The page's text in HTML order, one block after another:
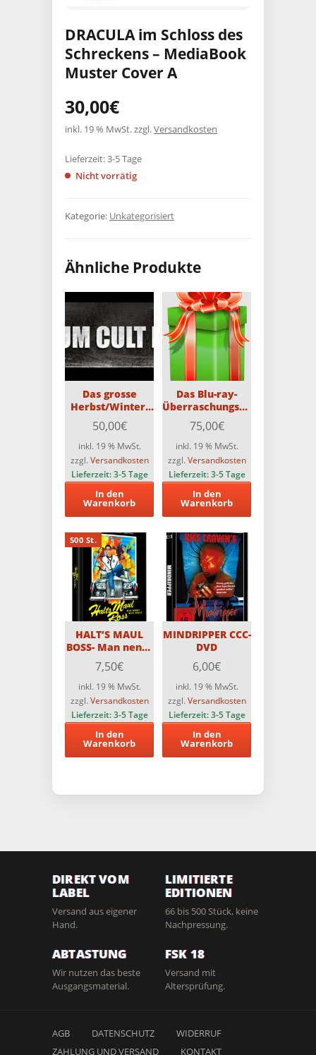
DRACULA im Schloss des
Schreckens – MediaBook
Muster Cover A
30,00€
inkl. 19 % MwSt.zzgl.Versandkosten
Lieferzeit:3-5 Tage
Nicht vorrätig
Kategorie: Unkategorisiert
Ähnliche Produkte
Das grosse
Herbst/Winter-
PCE-
Überraschungspaket
mit 5 PCE-Titeln
(Teilweise
FSK18)!!
50,00€
inkl. 19 % MwSt.
zzgl. Versandkosten
Lieferzeit:3-5 Tage
In den
Warenkorb
Das Blu-ray-
Überraschungspaket
mit 15 Blu-rays
(Teilweise FSK18)
75,00€
inkl. 19 % MwSt.
zzgl. Versandkosten
Lieferzeit:3-5 Tage
In den
Warenkorb
500 St.
HALT’S MAUL
BOSS- Man nennt
mich Bruce / 2-
Disc MediaBook
Edition mit Blu-
ray und DVD –
Limitiert auf 500
Stück
7,50€
inkl. 19 % MwSt.
zzgl. Versandkosten
Lieferzeit:3-5 Tage
In den
Warenkorb
MINDRIPPER CCC-
DVD
6,00€
inkl. 19 % MwSt.
zzgl. Versandkosten
Lieferzeit:3-5 Tage
In den
Warenkorb
DIREKT VOM
LABEL
Versand aus eigener
Hand.
LIMITIERTE
EDITIONEN
66 bis 500 Stück, keine
Nachpressung.
ABTASTUNG
Wir nutzen das beste
Ausgangsmaterial.
FSK 18
Versand mit
Altersprüfung.
AGB DATENSCHUTZ
WIDERRUF
ZAHLUNG UND VERSAND
KONTAKT